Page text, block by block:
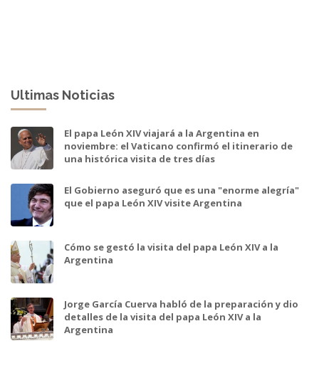
Ultimas Noticias
El papa León XIV viajará a la Argentina en
noviembre: el Vaticano confirmó el itinerario de
una histórica visita de tres días
El Gobierno aseguró que es una "enorme alegría"
que el papa León XIV visite Argentina
Cómo se gestó la visita del papa León XIV a la
Argentina
Jorge García Cuerva habló de la preparación y dio
detalles de la visita del papa León XIV a la
Argentina